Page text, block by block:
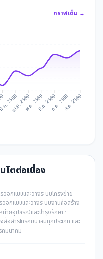
กราฟเต็ม →
. 2569
เม.ย. 2569พ.ค. 2569มิ.ย. 2569ก.ค. 2569ส.ค. 2569
โตต่อเนื่อง
ออกแบบและวางระบบโครงข่าย
ออกแบบและวางระบบงานก่อสร้าง
น่ายอุปกรณ์และบำรุงรักษา :
อสารโทรคมนาคมทุกประเภท และ
คมนาคม